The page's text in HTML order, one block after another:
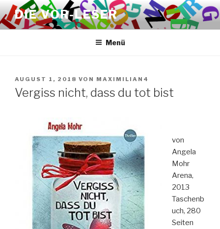
Zum
Inhalt
springen
DIE VOR-LESER
Menü
VERÖFFENTLICHT
AM
AUGUST 1, 2018 VON MAXIMILIAN4
Vergiss nicht, dass du tot bist
von
Angela
Mohr
Arena,
2013
Taschenb
uch, 280
Seiten